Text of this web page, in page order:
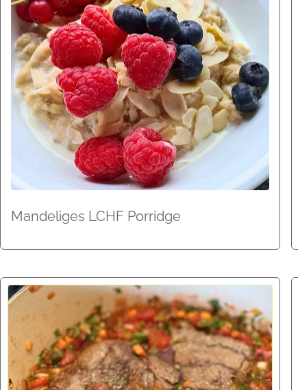
Mandeliges LCHF Porridge